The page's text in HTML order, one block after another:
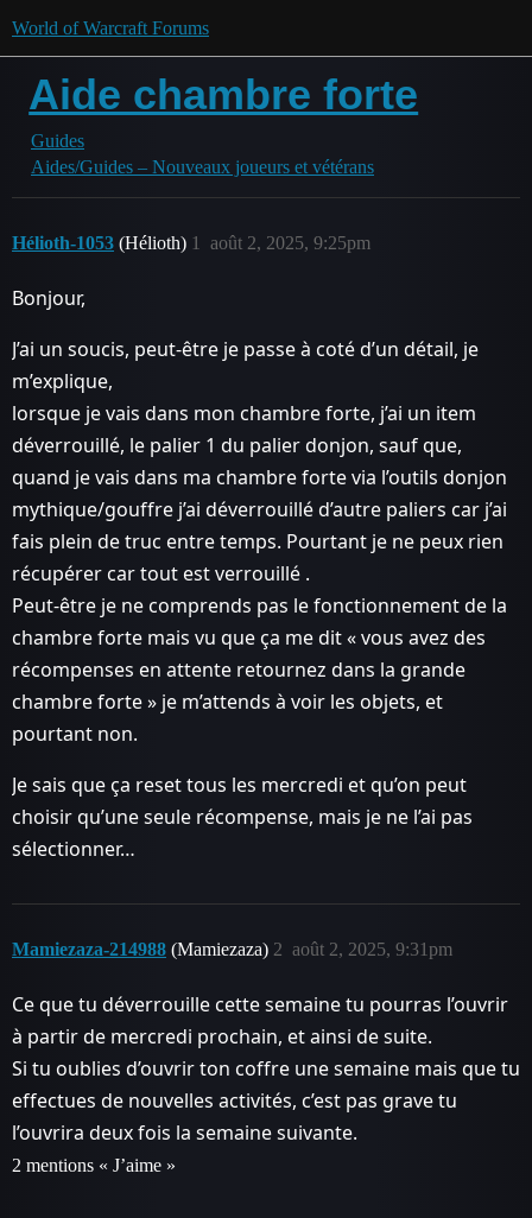
World of Warcraft Forums
Aide chambre forte
Guides
Aides/Guides – Nouveaux joueurs et vétérans
Hélioth-1053 (Hélioth) août 2, 2025, 9:25pm
1
Bonjour,
J’ai un soucis, peut-être je passe à coté d’un détail, je
m’explique,
lorsque je vais dans mon chambre forte, j’ai un item
déverrouillé, le palier 1 du palier donjon, sauf que,
quand je vais dans ma chambre forte via l’outils donjon
mythique/gouffre j’ai déverrouillé d’autre paliers car j’ai
fais plein de truc entre temps. Pourtant je ne peux rien
récupérer car tout est verrouillé .
Peut-être je ne comprends pas le fonctionnement de la
chambre forte mais vu que ça me dit « vous avez des
récompenses en attente retournez dans la grande
chambre forte » je m’attends à voir les objets, et
pourtant non.
Je sais que ça reset tous les mercredi et qu’on peut
choisir qu’une seule récompense, mais je ne l’ai pas
sélectionner…
Mamiezaza-214988 (Mamiezaza) août 2, 2025, 9:31pm
2
Ce que tu déverrouille cette semaine tu pourras l’ouvrir
à partir de mercredi prochain, et ainsi de suite.
Si tu oublies d’ouvrir ton coffre une semaine mais que tu
effectues de nouvelles activités, c’est pas grave tu
l’ouvrira deux fois la semaine suivante.
2 mentions « J’aime »